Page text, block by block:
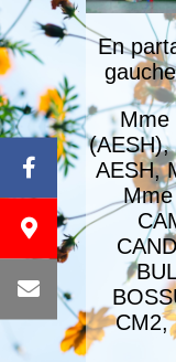
En
Mme
(AESH),
AESH,
CM2,